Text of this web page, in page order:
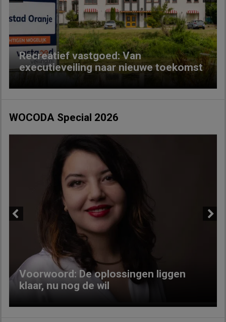
Recreatief vastgoed: Van
executieveiling naar nieuwe toekomst
Next
WOCODA Special 2026
Voorwoord: De oplossingen liggen
klaar, nu nog de wil